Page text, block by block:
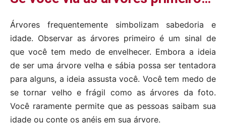
Árvores frequentemente simbolizam sabedoria e
idade. Observar as árvores primeiro é um sinal de
que você tem medo de envelhecer. Embora a ideia
de ser uma árvore velha e sábia possa ser tentadora
para alguns, a ideia assusta você. Você tem medo de
se tornar velho e frágil como as árvores da foto.
Você raramente permite que as pessoas saibam sua
idade ou conte os anéis em sua árvore.